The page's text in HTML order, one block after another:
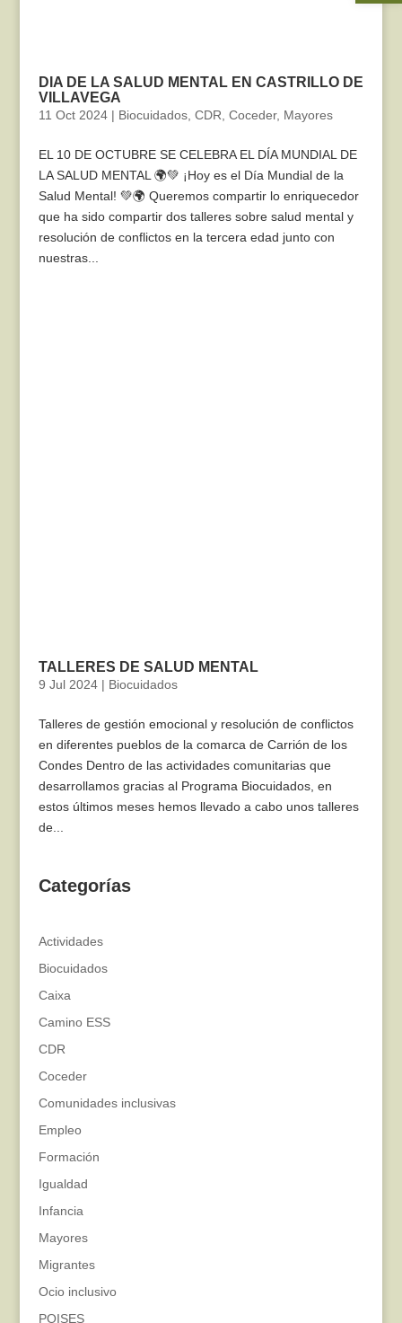
DIA DE LA SALUD MENTAL EN CASTRILLO DE
VILLAVEGA
11 Oct 2024| Biocuidados, CDR Coceder, Mayores
EL 10 DE OCTUBRE SE CELEBRA EL DÍA MUNDIAL DE
LA SALUD MENTAL 🌍💚 ¡Hoy es el Día Mundial de la
Salud Mental! 💚🌍 Queremos compartir lo enriquecedor
que ha sido compartir dos talleres sobre salud mental y
resolución de conflictos en la tercera edad junto con
nuestras...
TALLERES DE SALUD MENTAL
9 Jul 2024| Biocuidados
Talleres de gestión emocional y resolución de conflictos
en diferentes pueblos de la comarca de Carrión de los
Condes Dentro de las actividades comunitarias que
desarrollamos gracias al Programa Biocuidados, en
estos últimos meses hemos llevado a cabo unos talleres
de...
Categorías
Actividades
Biocuidados
Caixa
Camino ESS
CDR
Coceder
Comunidades inclusivas
Empleo
Formación
Igualdad
Infancia
Mayores
Migrantes
Ocio inclusivo
POISES